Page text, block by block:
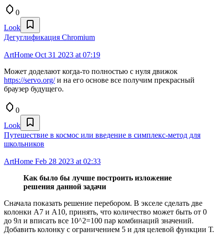
0
Look
Дегуглификация Chromium
ArtHome Oct 31 2023 at 07:19
Может доделают когда-то полностью с нуля движок
https://servo.org/и на его основе все получим прекрасный
браузер будущего.
0
Look
Путешествие в космос или введение в симплекс-метод для
школьников
ArtHome Feb 28 2023 at 02:33
Как было бы лучше построить изложение
решения данной задачи
Сначала показать решение перебором. В экселе сделать две
колонки А7 и А10, принять, что количество может быть от 0
до 9л и вписать все 10^2=100 пар комбинаций значений.
Добавить колонку с ограничением 5 и для целевой функции Т.